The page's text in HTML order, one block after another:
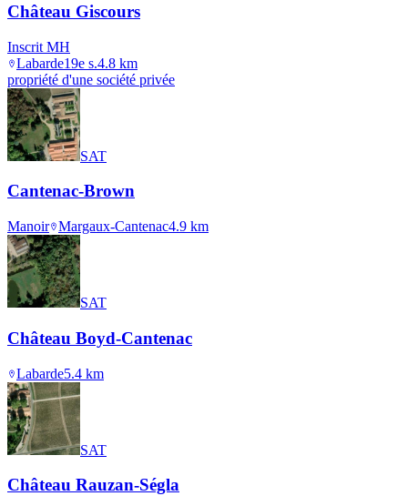
Château Giscours
Inscrit MH
Labarde19e s.4.8 km
propriété d'une société privée
SAT
Cantenac-Brown
Manoir Margaux-Cantenac4.9 km
SAT
Château Boyd-Cantenac
Labarde5.4 km
SAT
Château Rauzan-Ségla